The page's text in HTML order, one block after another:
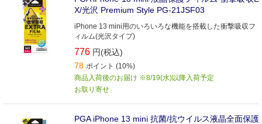
X/光沢 Premium Style PG-21JSF03
iPhone 13 mini用のいろいろな機能を搭載した衝撃吸収フ
ィルム(光沢タイプ)
776 円(税込)
78 ポイント (10%)
商品入荷後のお届け ※8/19(水)以降入荷予定
お取り寄せ
PGA iPhone 13 mini 抗菌/抗ウイルス液晶全面保護